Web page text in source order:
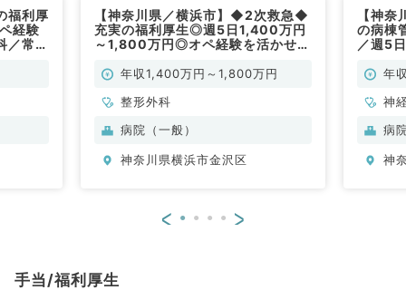
福利厚
経験
／常
【神奈川県／横浜市】◆2次救急◆
充実の福利厚生◎週5日1,400万円
～1,800万円◎オペ経験を活かせる
年収1,400万円～1,800万円
整形外科
病院（一般）
神奈川県横浜市金沢区
【神
の病棟
／週5
年
神
科
病
神
< >
手当/福利厚生